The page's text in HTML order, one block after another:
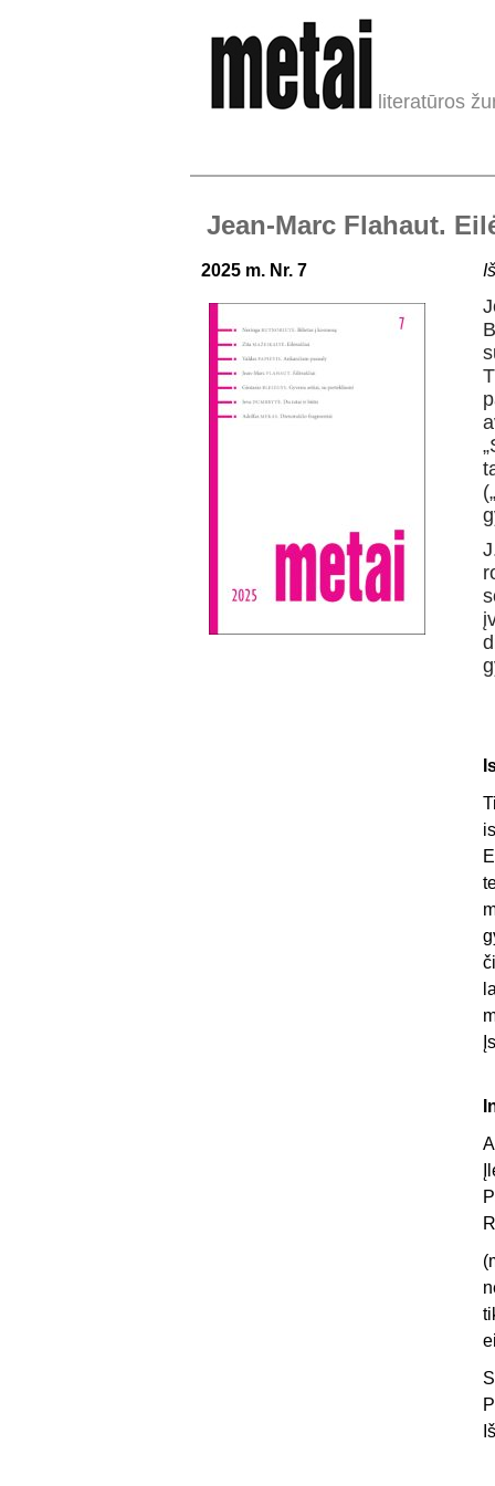
literatūros
Jean-Marc Flahaut.
2025 m. Nr. 7